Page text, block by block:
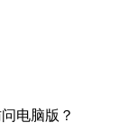
电脑版？